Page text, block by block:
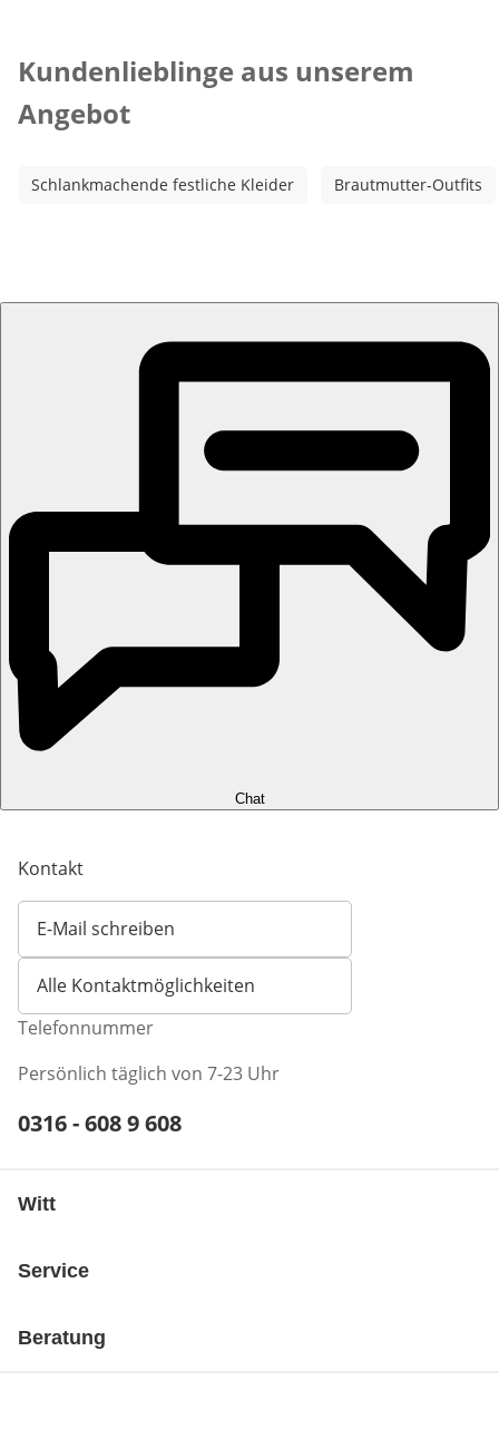
Kundenlieblinge aus unserem
Angebot
Schlankmachende festliche Kleider Brautmutter-Outfits
Chat
Kontakt
E-Mail schreiben
Öffnet E-Mail-Client
Alle Kontaktmöglichkeiten
Telefonnummer
Persönlich täglich von 7-23 Uhr
Telefonnummer:
0316 - 608 9 608
Witt
Service
Beratung